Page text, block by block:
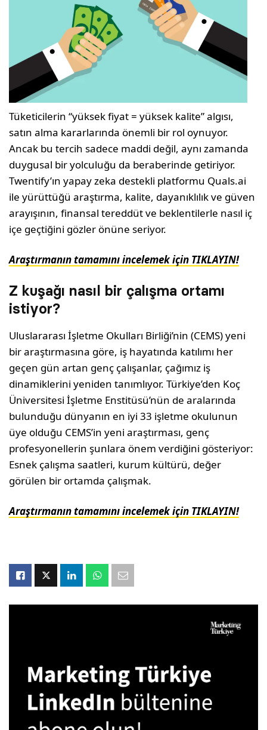
Tüketicilerin “yüksek fiyat = yüksek kalite” algısı,
satın alma kararlarında önemli bir rol oynuyor.
Ancak bu tercih sadece maddi değil, aynı zamanda
duygusal bir yolculuğu da beraberinde getiriyor.
Twentify’ın yapay zeka destekli platformu Quals.ai
ile yürüttüğü araştırma, kalite, dayanıklılık ve güven
arayışının, finansal tereddüt ve beklentilerle nasıl iç
içe geçtiğini gözler önüne seriyor.
Araştırmanın tamamını incelemek için TIKLAYIN!
Z kuşağı nasıl bir çalışma ortamı
istiyor?
Uluslararası İşletme Okulları Birliği’nin (CEMS) yeni
bir araştırmasına göre, iş hayatında katılımı her
geçen gün artan genç çalışanlar, çağımız iş
dinamiklerini yeniden tanımlıyor. Türkiye’den Koç
Üniversitesi İşletme Enstitüsü’nün de aralarında
bulunduğu dünyanın en iyi 33 işletme okulunun
üye olduğu CEMS’in yeni araştırması, genç
profesyonellerin şunlara önem verdiğini gösteriyor:
Esnek çalışma saatleri, kurum kültürü, değer
görülen bir ortamda çalışmak.
Araştırmanın tamamını incelemek için TIKLAYIN!